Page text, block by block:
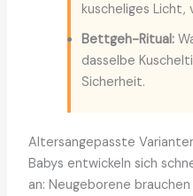
kuscheliges Licht,
Bettgeh-Ritual:
dasselbe
Sicherheit.
Altersangepasste
Babys entwickeln sich
an: Neugeborene